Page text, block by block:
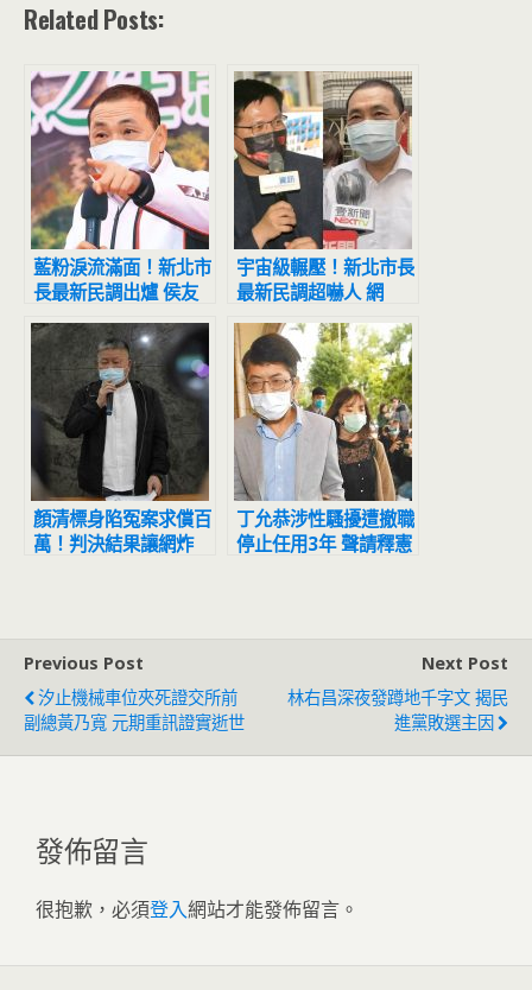
Related Posts:
藍粉淚流滿面！新北市
長最新民調出爐 侯友
宜超震撼
宇宙級輾壓！新北市長
最新民調超嚇人 網
驚：滅亡計畫開始
顏清標身陷冤案求償百
萬！判決結果讓網炸
丁允恭涉性騷擾遭撤職
停止任用3年 聲請釋憲
Previous Post
汐止機械車位夾死證交所前
副總黃乃寬 元期重訊證實逝世
Next Post
林右昌深夜發蹲地千字文 揭民
進黨敗選主因
發佈留言
很抱歉，必須登入網站才能發佈留言。